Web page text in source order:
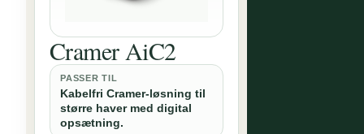
Cramer AiC2
PASSER TIL
Kabelfri Cramer-løsning til
større haver med digital
opsætning.